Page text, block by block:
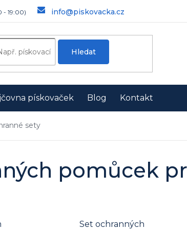
info@piskovacka.cz
Hledat
pískovaček Blog Kontakt
sety
pomůcek
Set ochranných